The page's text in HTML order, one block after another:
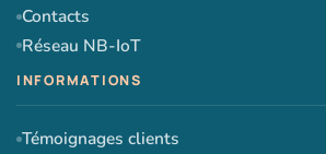
Contacts
Réseau NB-IoT
Témoignages clients